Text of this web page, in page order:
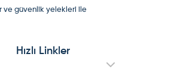
ve güvenlik yelekleri ile
Hızlı Linkler